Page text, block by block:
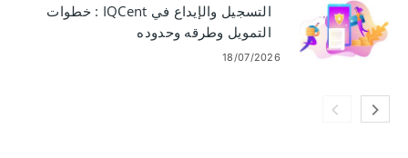
التسجيل والإيداع في IQCent : خطوات
التمويل وطرقه وحدوده
18/07/2026